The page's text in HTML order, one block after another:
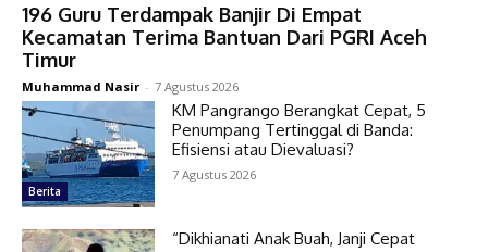
196 Guru Terdampak Banjir Di Empat
Kecamatan Terima Bantuan Dari PGRI Aceh
Timur
Muhammad Nasir - 7 Agustus 2026
Berita
KM Pangrango Berangkat Cepat, 5
Penumpang Tertinggal di Banda:
Efisiensi atau Dievaluasi?
7 Agustus 2026
“Dikhianati Anak Buah, Janji Cepat